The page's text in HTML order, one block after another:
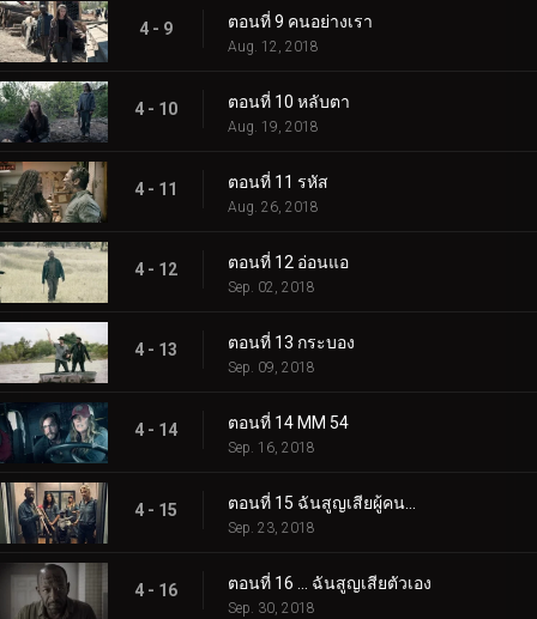
4 - 9 ตอนที่ 9 คนอย่างเรา
Aug. 12, 2018
4 - 10 ตอนที่ 10 หลับตา
Aug. 19, 2018
4 - 11 ตอนที่ 11 รหัส
Aug. 26, 2018
4 - 12 ตอนที่ 12 อ่อนแอ
Sep. 02, 2018
4 - 13 ตอนที่ 13 กระบอง
Sep. 09, 2018
4 - 14 ตอนที่ 14 MM 54
Sep. 16, 2018
4 - 15 ตอนที่ 15 ฉันสูญเสียผู้คน...
Sep. 23, 2018
4 - 16 ตอนที่ 16 ... ฉันสูญเสียตัวเอง
Sep. 30, 2018